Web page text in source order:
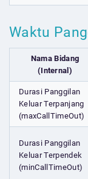
Waktu
Nama Bidang
(Internal)
Durasi Panggilan
Keluar Terpanjang
(maxCallTimeOut)
Durasi Panggilan
Keluar Terpendek
(minCallTimeOut)